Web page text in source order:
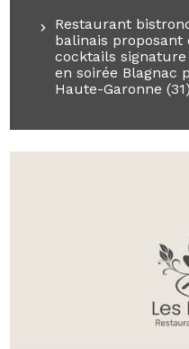
Restaurant
balinais proposant
cocktails
en soirée Blagnac
Haute-Garonne (31)